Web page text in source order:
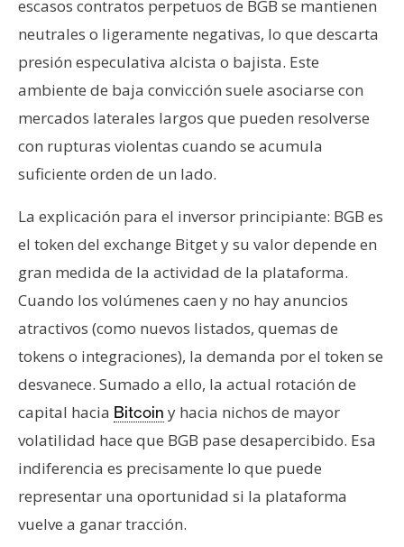
escasos contratos perpetuos de BGB se mantienen
neutrales o ligeramente negativas, lo que descarta
presión especulativa alcista o bajista. Este
ambiente de baja convicción suele asociarse con
mercados laterales largos que pueden resolverse
con rupturas violentas cuando se acumula
suficiente orden de un lado.
La explicación para el inversor principiante: BGB es
el token del exchange Bitget y su valor depende en
gran medida de la actividad de la plataforma.
Cuando los volúmenes caen y no hay anuncios
atractivos (como nuevos listados, quemas de
tokens o integraciones), la demanda por el token se
desvanece. Sumado a ello, la actual rotación de
capital hacia Bitcoin y hacia nichos de mayor
volatilidad hace que BGB pase desapercibido. Esa
indiferencia es precisamente lo que puede
representar una oportunidad si la plataforma
vuelve a ganar tracción.